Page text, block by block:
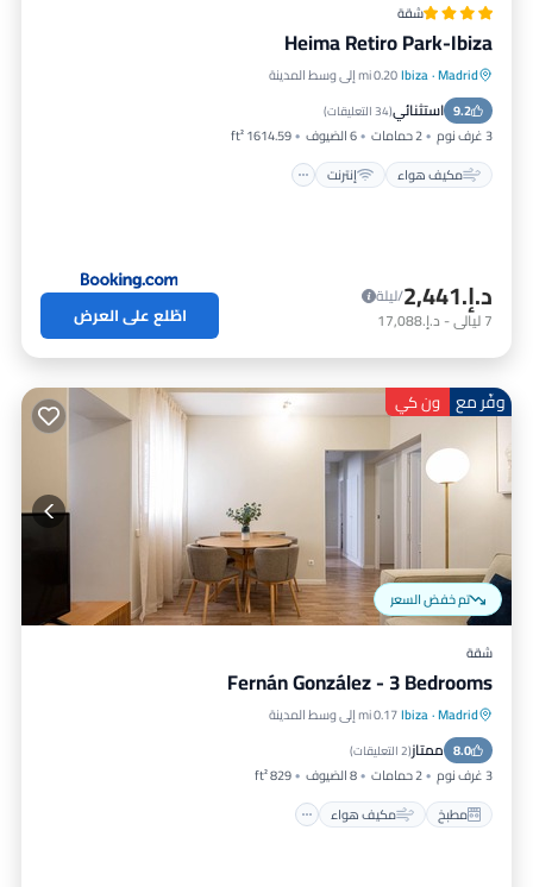
شقة
Heima Retiro Park-Ibiza
Madrid
·
Ibiza0.20 mi إلى وسط المدينة
9.2 استثنائي(34 التعليقات )
3 غرف نوم 2 حمامات 6 الضيوف
1614.59 ft²
مكيف هواء
إنترنت
مكيف هواء إنترنت
تسهيلات لذوي الاحتياجات الخاصة
د.إ.‏2,441
/ليلة
7ليالي- د.إ.‏17,088 اطّلع على العرض
تم خفض السعر
وفّر مع ون كي
شقة
Fernán González - 3 Bedrooms
Madrid
·
Ibiza0.17 mi إلى وسط المدينة
8.0 ممتاز(2 التعليقات )
3 غرف نوم 2 حمامات 8 الضيوف
829 ft²
مطبخ
مكيف هواء
مطبخ مكيف هواء
مناسب للحيوانات الأليفة